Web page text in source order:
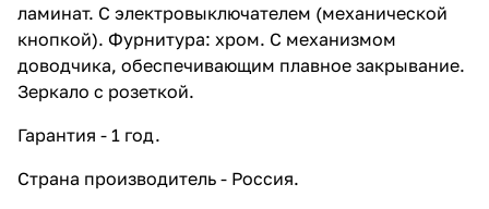
ламинат. С электровыключателем (механической
кнопкой). Фурнитура: хром. С механизмом
доводчика, обеспечивающим плавное закрывание.
Зеркало с розеткой.
Гарантия - 1 год.
Страна производитель - Россия.